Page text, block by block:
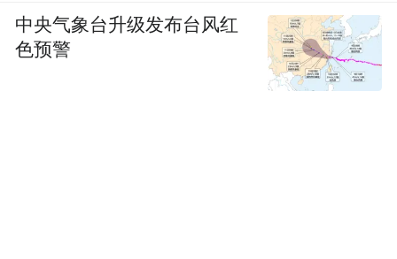
中央气象台升级发布台风红
色预警